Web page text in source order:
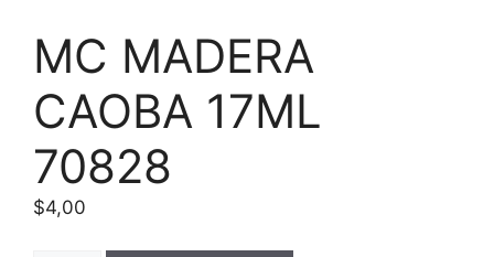
MC MADERA
CAOBA 17ML
70828
$4,00